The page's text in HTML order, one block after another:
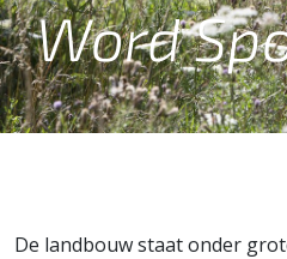
Word
De landbouw staat onder